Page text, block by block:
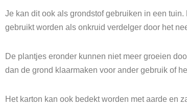
Je kan dit ook als grondstof gebruiken in een
gebruikt worden als onkruid verdelger door het
De plantjes eronder kunnen niet meer groeien
dan de grond klaarmaken voor ander gebruik of
Het karton kan ook bedekt worden met aarde en